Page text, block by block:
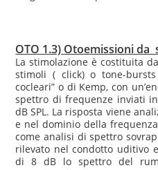
OTO 1.3) Otoemissioni da
La stimolazione è costituita
stimoli ( click) o tone-
cocleari” o di Kemp, con
spettro di frequenze inviati
dB SPL. La risposta viene
e nel dominio della
come analisi di spettro
rilevato nel condotto uditivo
di 8 dB lo spettro del